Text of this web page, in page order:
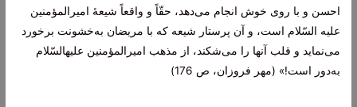
احسن و با روى خوش انجام می‌‏دهد، حقّاً و واقعاً شیعۀ امیرالمؤمنین
علیه ‏السّلام است، و آن پرستار شیعه که با مریضان به‌خشونت برخورد
می‌‏نماید و قلب آنها را می‌شکند، از مذهب امیرالمؤمنین علیه‏السّلام
به‌دور است!» (مهر فروزان، ص 176)